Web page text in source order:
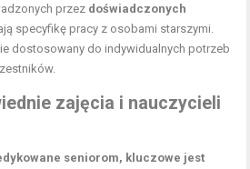
przez doświadczonych
specyfikę pracy z osobami starszymi.
dostosowany do indywidualnych potrzeb
zajęcia i nauczycieli
seniorom, kluczowe jest